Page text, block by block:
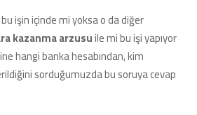
işin içinde mi yoksa o da diğer
kazanma arzusuile mi bu işi yapıyor
hangi banka hesabından, kim
sorduğumuzda bu soruya cevap